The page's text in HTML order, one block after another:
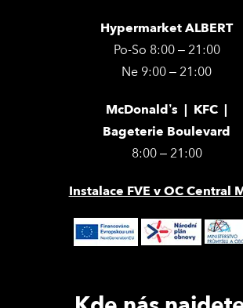
Hypermarket ALBERT
Po-So 8:00 – 21:00
Ne 9:00 – 21:00
McDonald’s | KFC |
Bageterie Boulevard
8:00 – 21:00
Instalace FVE v OC Central